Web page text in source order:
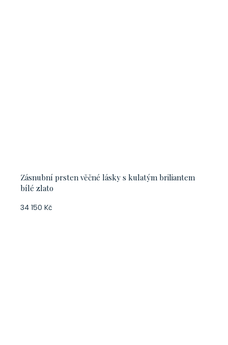
Zásnubní prsten věčné lásky s kulatým briliantem
bílé zlato
34 150 Kč